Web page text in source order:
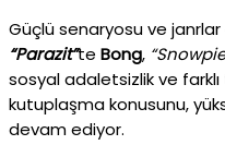
Güçlü senaryosu ve
“Parazit”te Bong,
sosyal adaletsizlik ve farklı
kutuplaşma konusunu,
devam ediyor.